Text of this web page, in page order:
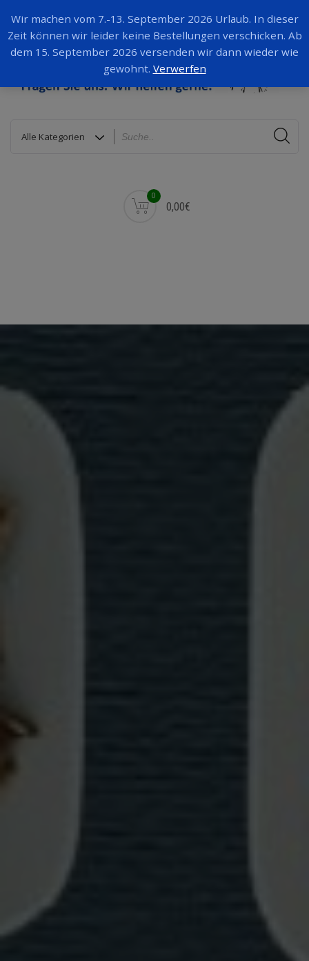
0
0,00€
Wir machen vom 7.-13. September 2026 Urlaub. In dieser
Zeit können wir leider keine Bestellungen verschicken. Ab
dem 15. September 2026 versenden wir dann wieder wie
gewohnt. Verwerfen